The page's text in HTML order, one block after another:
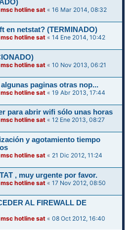
msc hotline sat «16 Mar 2014, 08:32
en netstat? (TERMINADO)
msc hotline sat «14 Ene 2014, 10:42
msc hotline sat «10 Nov 2013, 06:21
paginas otras nop...
msc hotline sat «19 Abr 2013, 17:44
para abrir wifi sólo unas horas
msc hotline sat «12 Ene 2013, 08:27
y agotamiento tiempo
msc hotline sat « 21 Dic 2012, 11:24
, muy urgente por favor.
msc hotline sat «17 Nov 2012, 08:50
AL FIREWALL DE
msc hotline sat «08 Oct 2012, 16:40